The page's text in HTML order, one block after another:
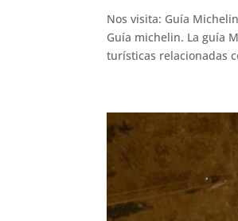
Nos visita: Guía
Guía michelin. La guía
turísticas relacionadas